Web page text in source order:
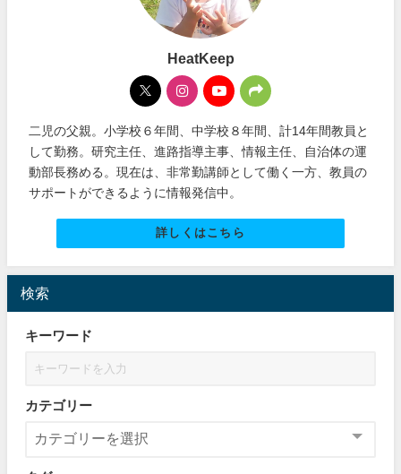
HeatKeep
二児の父親。小学校６年間、中学校８年間、計14年間教員と
して勤務。研究主任、進路指導主事、情報主任、自治体の運
動部長務める。現在は、非常勤講師として働く一方、教員の
サポートができるように情報発信中。
詳しくはこちら
検索
キーワード
カテゴリー